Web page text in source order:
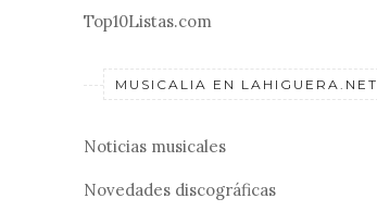
Top10Listas.com
MUSICALIA EN LAHIGUERA.NET
Noticias musicales
Novedades discográficas